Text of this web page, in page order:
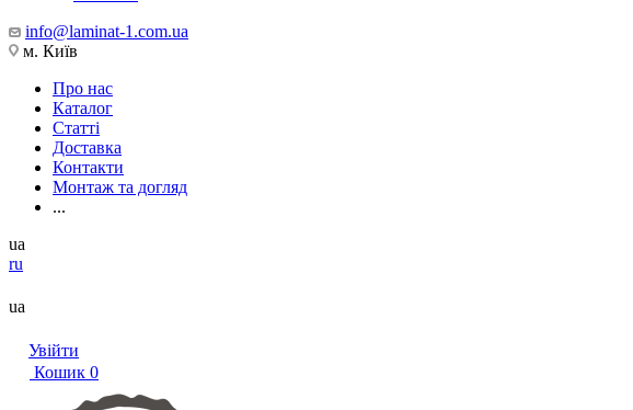
info@laminat-1.com.ua
м. Київ
Про нас
Каталог
Статті
Доставка
Контакти
Монтаж та догляд
...
ua
ru
ua
Увійти
Кошик 0